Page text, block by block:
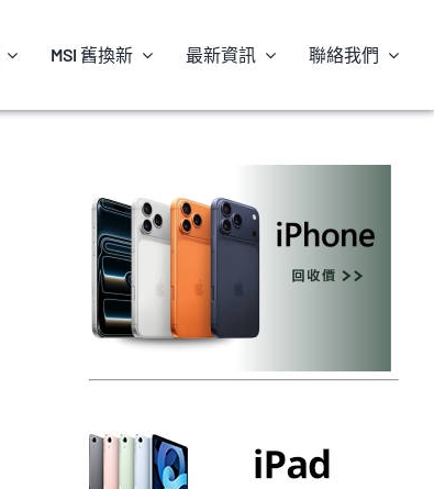
MSI 舊換新 最新資訊 聯絡我們